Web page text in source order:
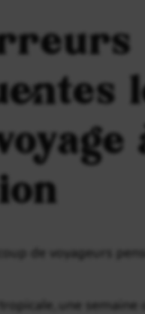
de voyageurs
une semaine